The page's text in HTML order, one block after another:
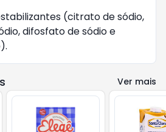
(citrato de sódio,
difosfato de sódio e
Ver mais